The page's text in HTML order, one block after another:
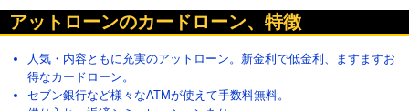
アットローンのカードローン、特徴
人気・内容ともに充実のアットローン。新金利で低金利、ますますお
得なカードローン。
セブン銀行など様々なATMが使えて手数料無料。